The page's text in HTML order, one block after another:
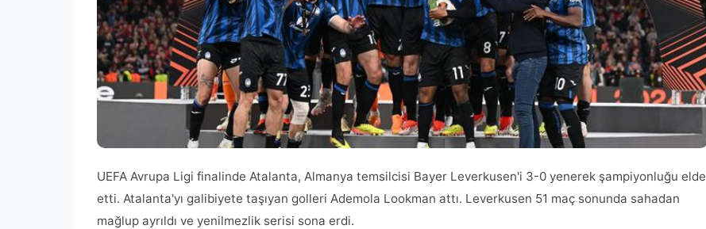
UEFA Avrupa Ligi finalinde Atalanta, Almanya temsilcisi Bayer Leverkusen'i 3-0 yenerek şampiyonluğu elde
etti. Atalanta'yı galibiyete taşıyan golleri Ademola Lookman attı. Leverkusen 51 maç sonunda sahadan
mağlup ayrıldı ve yenilmezlik serisi sona erdi.